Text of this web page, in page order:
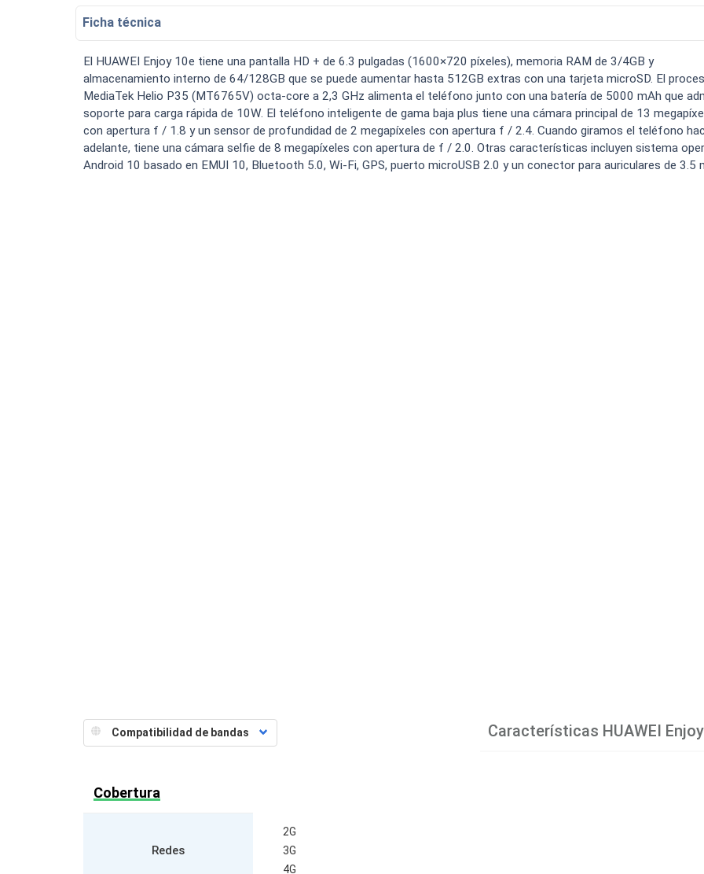
Hola me gustaría saber Si el celula...
VER MÁS
Ficha técnica
El HUAWEI Enjoy 10e tiene una pantalla HD + de 6.3 pulgadas (1600×720 píxeles), memoria RAM de 3/4GB y
almacenamiento interno de 64/128GB que se puede aumentar hasta 512GB extras con una tarjeta microSD. El
MediaTek Helio P35 (MT6765V) octa-core a 2,3 GHz alimenta el teléfono junto con una batería de 5000 mAh que
soporte para carga rápida de 10W. El teléfono inteligente de gama baja plus tiene una cámara principal de 13
con apertura f / 1.8 y un sensor de profundidad de 2 megapíxeles con apertura f / 2.4. Cuando giramos el teléfono
adelante, tiene una cámara selfie de 8 megapíxeles con apertura de f / 2.0. Otras características incluyen sistema
Android 10 basado en EMUI 10, Bluetooth 5.0, Wi-Fi, GPS, puerto microUSB 2.0 y un conector para auriculares de 3.5
Características HUAWEI
Cobertura
Redes
2G
3G
4G
Smartwatches Comparativas Operadores Eventos